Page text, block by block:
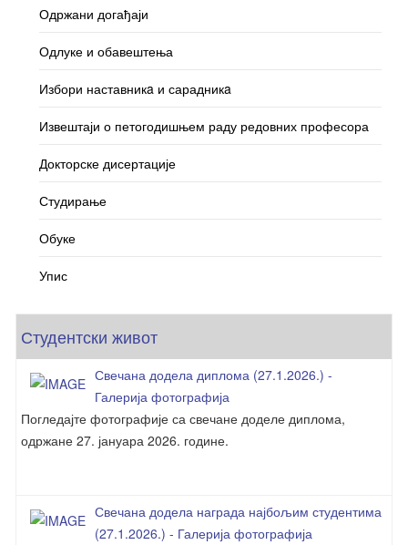
Одржани догађаји
Одлуке и обавештења
Избори наставникa и сарадникa
Извештаји о петогодишњем раду редовних професора
Докторске дисертације
Студирање
Обуке
Упис
Студентски живот
Свечана додела диплома (27.1.2026.) -
Галерија фотографија
Погледајте фотографије са свечане доделе диплома,
одржане 27. јануара 2026. године.
Свечана додела награда најбољим студентима
(27.1.2026.) - Галерија фотографија